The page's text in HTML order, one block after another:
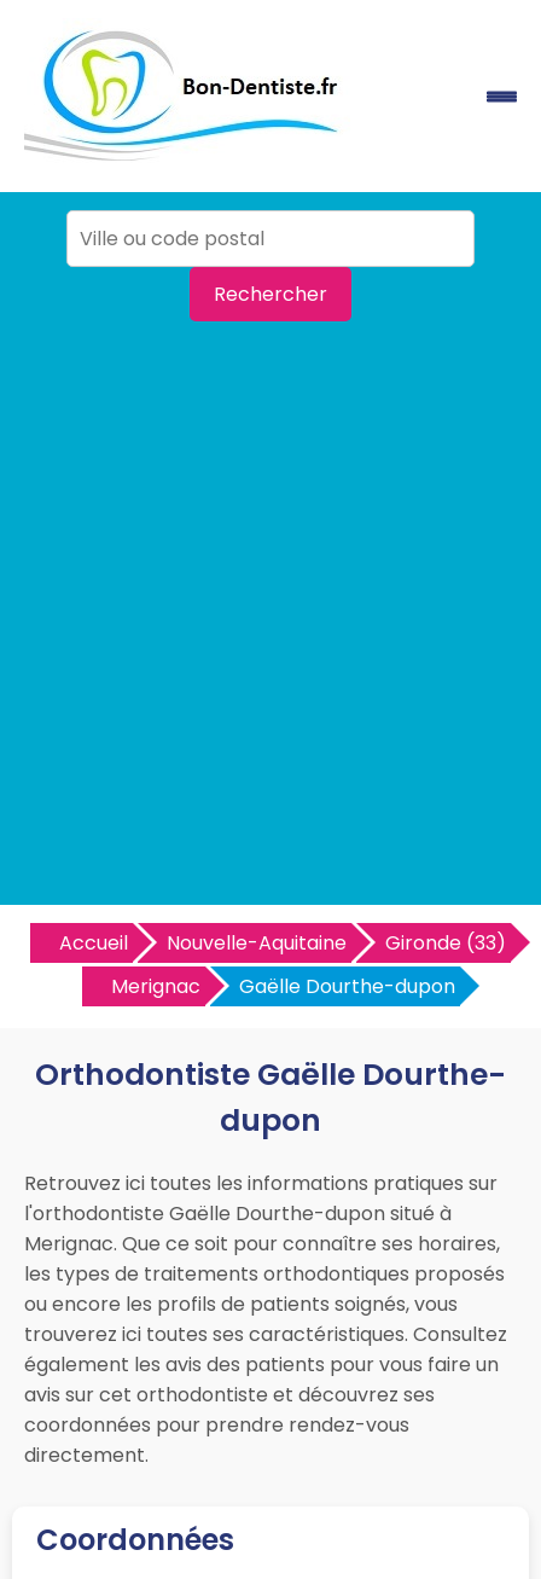
Rechercher
Accueil Nouvelle-Aquitaine
Gironde (33)
Merignac
Gaëlle Dourthe-dupon
Orthodontiste Gaëlle Dourthe-
dupon
Retrouvez ici toutes les informations pratiques sur
l'orthodontiste Gaëlle Dourthe-dupon situé à
Merignac. Que ce soit pour connaître ses horaires,
les types de traitements orthodontiques proposés
ou encore les profils de patients soignés, vous
trouverez ici toutes ses caractéristiques. Consultez
également les avis des patients pour vous faire un
avis sur cet orthodontiste et découvrez ses
coordonnées pour prendre rendez-vous
directement.
Coordonnées